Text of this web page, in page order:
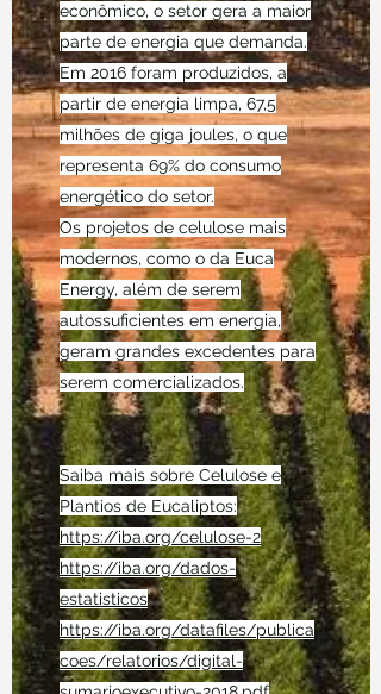
econômico, o setor gera a maior
parte de energia que demanda.
Em 2016 foram produzidos, a
partir de energia limpa, 67,5
milhões de giga joules, o que
representa 69% do consumo
energético do setor.
Os projetos de celulose mais
modernos, como o da Euca
Energy, além de serem
autossuficientes em energia,
geram grandes excedentes para
serem comercializados.
Saiba mais sobre Celulose e
Plantios de Eucaliptos:
https://iba.org/celulose-2
https://iba.org/dados-
estatisticos
https://iba.org/datafiles/publica
coes/relatorios/digital-